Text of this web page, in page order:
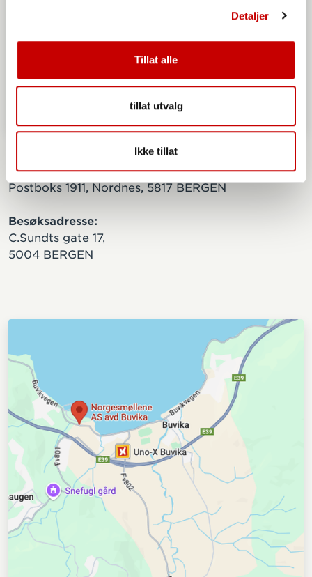
Detaljer
Tillat alle
tillat utvalg
Ikke tillat
Postadresse:
Postboks 1911, Nordnes, 5817 BERGEN
Besøksadresse:
C.Sundts gate 17,
5004 BERGEN